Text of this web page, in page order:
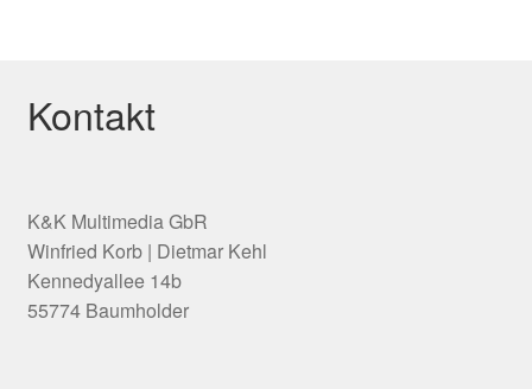
Kontakt
K&K Multimedia GbR
Winfried Korb | Dietmar Kehl
Kennedyallee 14b
55774 Baumholder